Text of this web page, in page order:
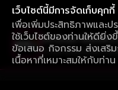
เว็บไซต์นี้มีการจัดเก็บคุกกี้
เพื่อเพิ่มประสิทธิภาพและ
ใช้เว็บไซต์ของท่านให้ดียิ่
ข้อเสนอ กิจกรรม ส่งเสริ
เนื้อหาที่เหมาะสมให้กับท่าน
ใช้งานแอป ลื่นไหลกว่
ดาวน์โหลดแอปเพื่อการ